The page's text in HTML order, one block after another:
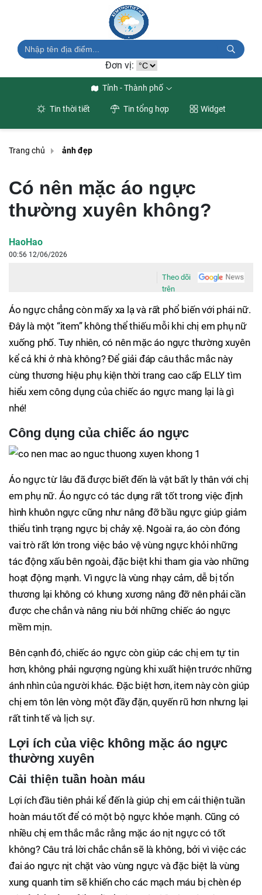
Đơn vị:
Tỉnh - Thành phố
Tin thời tiết Tin tổng hợp Widget
Trang chủ ảnh đẹp
Có nên mặc áo ngực
thường xuyên không?
HaoHao
00:56 12/06/2026
Theo dõi
trên
Áo ngực chẳng còn mấy xa lạ và rất phổ biến với phái nữ.
Đây là một “item” không thể thiếu mỗi khi chị em phụ nữ
xuống phố. Tuy nhiên, có nên mặc áo ngực thường xuyên
kể cả khi ở nhà không? Để giải đáp câu thắc mắc này
cùng thương hiệu phụ kiện thời trang cao cấp ELLY tìm
hiểu xem công dụng của chiếc áo ngực mang lại là gì
nhé!
Công dụng của chiếc áo ngực
Áo ngực từ lâu đã được biết đến là vật bất ly thân với chị
em phụ nữ. Áo ngực có tác dụng rất tốt trong việc định
hình khuôn ngực cũng như nâng đỡ bầu ngực giúp giảm
thiểu tình trạng ngực bị chảy xệ. Ngoài ra, áo còn đóng
vai trò rất lớn trong việc bảo vệ vùng ngực khỏi những
tác động xấu bên ngoài, đặc biệt khi tham gia vào những
hoạt động mạnh. Vì ngực là vùng nhạy cảm, dễ bị tổn
thương lại không có khung xương nâng đỡ nên phải cần
được che chắn và nâng niu bởi những chiếc áo ngực
mềm mịn.
Bên cạnh đó, chiếc áo ngực còn giúp các chị em tự tin
hơn, không phải ngượng ngùng khi xuất hiện trước những
ánh nhìn của người khác. Đặc biệt hơn, item này còn giúp
chị em tôn lên vòng một đầy đặn, quyến rũ hơn nhưng lại
rất tinh tế và lịch sự.
Lợi ích của việc không mặc áo ngực
thường xuyên
Cải thiện tuần hoàn máu
Lợi ích đầu tiên phải kể đến là giúp chị em cải thiện tuần
hoàn máu tốt để có một bộ ngực khỏe mạnh. Cũng có
nhiều chị em thắc mắc rằng mặc áo nịt ngực có tốt
không? Câu trả lời chắc chắn sẽ là không, bởi vì việc các
đai áo ngực nịt chặt vào vùng ngực và đặc biệt là vùng
xung quanh tim sẽ khiến cho các mạch máu bị chèn ép